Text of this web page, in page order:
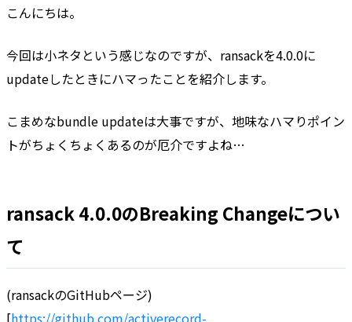
こんにちは。
今回は小ネタという感じなのですが、ransackを4.0.0に
updateしたときにハマったことを紹介します。
こまめなbundle updateは大事ですが、地味なハマりポイン
トがちょくちょくあるのが厄介ですよね…
ransack 4.0.0のBreaking Changeについ
て
(ransackのGitHubページ)
[https://github.com/activerecord-